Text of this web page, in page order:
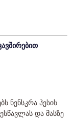
ნენსკრა ჰესის
და მასზე